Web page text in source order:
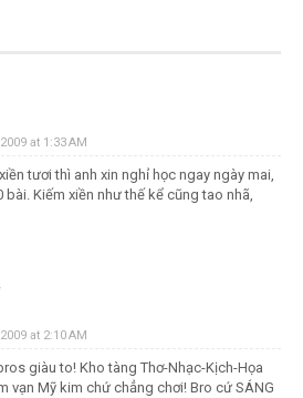
at 1:33 AM
tươi thì anh xin nghỉ học ngay ngày mai,
bài. Kiếm xiền như thế kể cũng tao nhã,
at 2:10 AM
giàu to! Kho tàng Thơ-Nhạc-Kịch-Họa
vạn Mỹ kim chứ chẳng chơi! Bro cứ SÁNG